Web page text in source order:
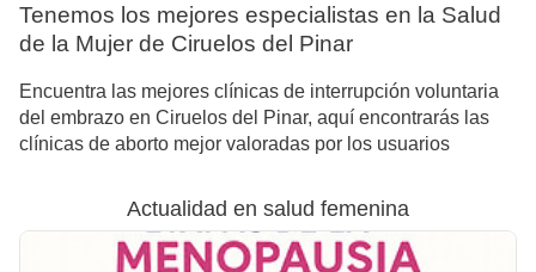
Tenemos los mejores especialistas en la Salud
de la Mujer de Ciruelos del Pinar
Encuentra las mejores clínicas de interrupción voluntaria
del embrazo en Ciruelos del Pinar, aquí encontrarás las
clínicas de aborto mejor valoradas por los usuarios
Actualidad en salud femenina